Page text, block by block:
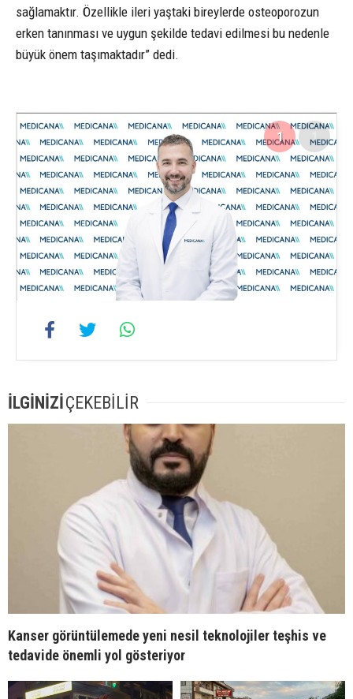
sağlamaktır. Özellikle ileri yaştaki bireylerde osteoporozun
erken tanınması ve uygun şekilde tedavi edilmesi bu nedenle
büyük önem taşımaktadır” dedi.
1 1
İLGİNİZİÇEKEBİLİR
Kanser görüntülemede yeni nesil teknolojiler teşhis ve
tedavide önemli yol gösteriyor